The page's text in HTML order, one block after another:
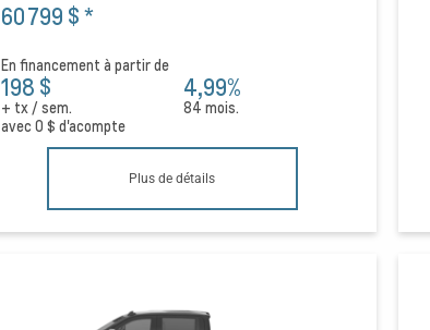
60 799 $*
En financement à partir de
198 $
+ tx / sem.
4,99%
84 mois.
avec 0 $ d'acompte
Plus de détails